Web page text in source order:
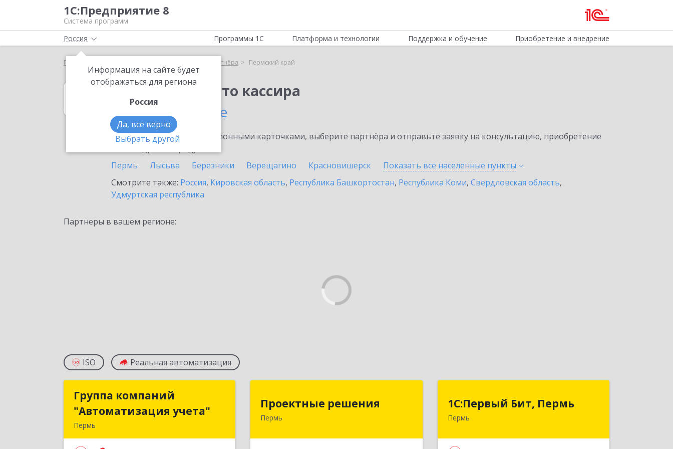
1С:Предприятие 8
Система программ
Россия
Информация на сайте будет
отображаться для региона
Россия
Да, все верно
Выбрать другой
Программы 1С Платформа и технологии Поддержка и обучение Приобретение и внедрение
Главная Выбор партнёра Пермский край
1С:Рабочее место кассира
в Пермском крае
Ознакомьтесь с информационными карточками, выберите партнёра и отправьте заявку на консультацию, приобретение
Пермь
Лысьва Березники Верещагино Красновишерск Показать все населенные пункты
Смотрите также: Россия, Кировская область, Республика Башкортостан, Республика Коми, Свердловская область,
Удмуртская республика
Партнеры в вашем регионе:
ISO Реальная автоматизация
Группа компаний
"Автоматизация учета"
Пермь
Группа компаний
"Автоматизация учета"
Проектные решения
Пермь
1С:Первый Бит, Пермь
Пермь
1С:Первый Бит, Пермь